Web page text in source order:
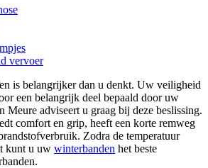
vervoer
is belangrijker dan u denkt. Uw veiligheid
een belangrijk deel bepaald door uw
Meure adviseert u graag bij deze beslissing.
comfort en grip, heeft een korte remweg
Zodra de temperatuur
kunt u uw winterbanden het beste